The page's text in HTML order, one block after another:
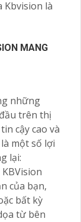
Kbvision là
MANG
những
trên thị
cậy cao và
một số lợi
lại:
của bạn,
bất kỳ
từ bên